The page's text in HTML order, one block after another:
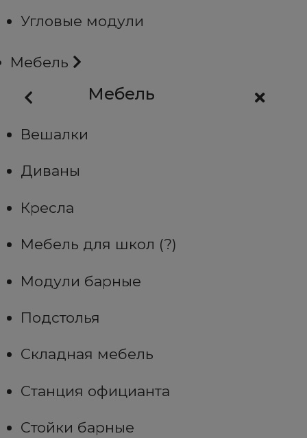
Угловые модули
Мебель
Мебель
Вешалки
Диваны
Кресла
Мебель для школ (?)
Модули барные
Подстолья
Складная мебель
Станция официанта
Стойки барные